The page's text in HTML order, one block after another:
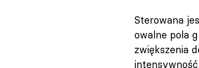
Sterowana
owalne pola
zwiększenia